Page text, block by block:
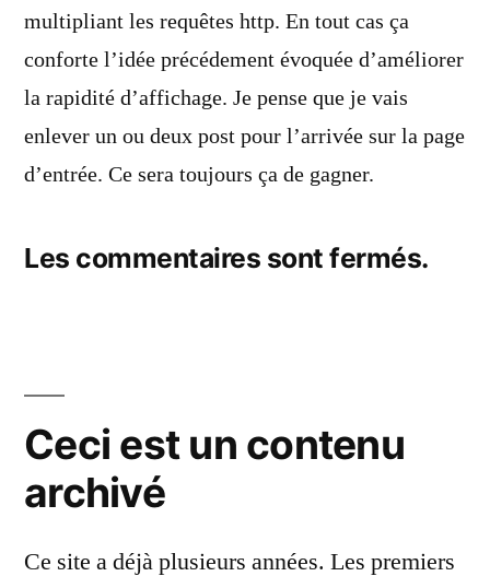
multipliant les requêtes http. En tout cas ça
conforte l’idée précédement évoquée d’améliorer
la rapidité d’affichage. Je pense que je vais
enlever un ou deux post pour l’arrivée sur la page
d’entrée. Ce sera toujours ça de gagner.
Les commentaires sont fermés.
Ceci est un contenu
archivé
Ce site a déjà plusieurs années. Les premiers